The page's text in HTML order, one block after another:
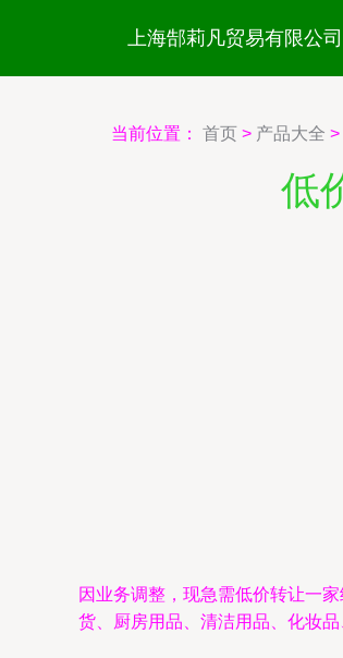
上海郜莉凡贸易有限公司
当前位置： 首页 > 产品大全 >
低
因业务调整，现急需低价转让一
货、厨房用品、清洁用品、化妆